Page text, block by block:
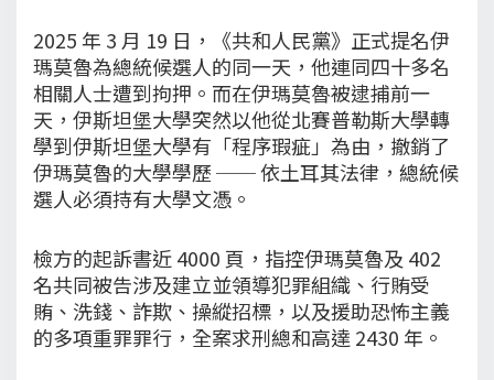
2025 年 3 月 19 日，《共和人民黨》正式提名伊
瑪莫魯為總統候選人的同一天，他連同四十多名
相關人士遭到拘押。而在伊瑪莫魯被逮捕前一
天，伊斯坦堡大學突然以他從北賽普勒斯大學轉
學到伊斯坦堡大學有「程序瑕疵」為由，撤銷了
伊瑪莫魯的大學學歷 ── 依土耳其法律，總統候
選人必須持有大學文憑。
檢方的起訴書近 4000 頁，指控伊瑪莫魯及 402
名共同被告涉及建立並領導犯罪組織、行賄受
賄、洗錢、詐欺、操縱招標，以及援助恐怖主義
的多項重罪罪行，全案求刑總和高達 2430 年。